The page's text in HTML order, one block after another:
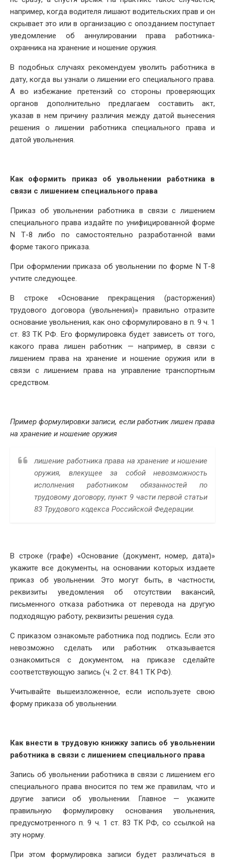
например, когда водителя лишают водительских прав и он
скрывает это или в организацию с опозданием поступает
уведомление об аннулировании права работника-
охранника на хранение и ношение оружия.
В подобных случаях рекомендуем уволить работника в
дату, когда вы узнали о лишении его специального права.
А во избежание претензий со стороны проверяющих
органов дополнительно предлагаем составить акт,
указав в нем причину различия между датой вынесения
решения о лишении работника специального права и
датой увольнения.
Как оформить приказ об увольнении работника в
связи с лишением специального права
Приказ об увольнении работника в связи с лишением
специального права издайте по унифицированной форме
N Т-8 либо по самостоятельно разработанной вами
форме такого приказа.
При оформлении приказа об увольнении по форме N Т-8
учтите следующее.
В строке «Основание прекращения (расторжения)
трудового договора (увольнения)» правильно отразите
основание увольнения, как оно сформулировано в п. 9 ч. 1
ст. 83 ТК РФ. Его формулировка будет зависеть от того,
какого права лишен работник — например, в связи с
лишением права на хранение и ношение оружия или в
связи с лишением права на управление транспортным
средством.
Пример формулировки записи, если работник лишен права
на хранение и ношение оружия
лишение работника права на хранение и ношение
оружия, влекущее за собой невозможность
исполнения работником обязанностей по
трудовому договору, пункт 9 части первой статьи
83 Трудового кодекса Российской Федерации.
В строке (графе) «Основание (документ, номер, дата)»
укажите все документы, на основании которых издаете
приказ об увольнении. Это могут быть, в частности,
реквизиты уведомления об отсутствии вакансий,
письменного отказа работника от перевода на другую
подходящую работу, реквизиты решения суда.
С приказом ознакомьте работника под подпись. Если это
невозможно сделать или работник отказывается
ознакомиться с документом, на приказе сделайте
соответствующую запись (ч. 2 ст. 84.1 ТК РФ).
Учитывайте вышеизложенное, если используете свою
форму приказа об увольнении.
Как внести в трудовую книжку запись об увольнении
работника в связи с лишением специального права
Запись об увольнении работника в связи с лишением его
специального права вносится по тем же правилам, что и
другие записи об увольнении. Главное — укажите
правильную формулировку основания увольнения,
предусмотренного п. 9 ч. 1 ст. 83 ТК РФ, со ссылкой на
эту норму.
При этом формулировка записи будет различаться в